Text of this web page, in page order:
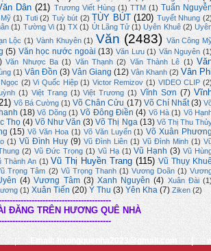
Dân (21) Trương Viết Hùng (1) TTM (1) Tuấn
(1) Tuti (2) Tuỳ bút (2) TÙY BÚT (120) Tuyết Nhung
(1) Tường Vi (1) TX (1) Út Lãng Tử (1) Uyên Khuê (2)
Lộc (1) Vành Khuyên (1) Văn (2483) Văn Công
(5) Văn học nước ngoài (13) Văn Lưu (1) Văn Nguyên
Văn Nhược Ba (1) Văn Thạnh (2) Văn Thành Lê (1)
(1) Vân Đồn (3) Vân Giang (12) Vân Khanh (2) Vân
(2) Vi Quốc Hiệp (1) Victor Remizov (1) VIDEO CLIP
(1) Việt Trang (1) Việt Trương (1) Vĩnh Sơn (7)
Võ Bá Cường (1) Võ Chân Cửu (17) Võ Chí Nhất (3)
(18) Võ Dõng (1) Võ Đông Điền (4) Võ Hà (1) Võ
Thọ (4) Võ Như Văn (3) Võ Thị Nga (13) Võ Thị Thu
(15) Võ Văn Hoa (1) Võ Văn Luyến (1) Võ Xuân
(1) Vũ Đình Huy (9) Vũ Đình Liên (1) Vũ Đình Minh (1)
(2) Vũ Đức Trọng (1) Vũ Hạ (1) Vũ Hạnh (3) Vũ
Thành An (1) Vũ Thị Huyền Trang (115) Vũ Thụy
Trọng Tâm (2) Vũ Trọng Thanh (1) Vương Doãn (1)
(4) Vương Tâm (3) Xanh Nguyên (4) Xuân Đài
(1) Xuân Tiến (20) Ý Thu (3) Yên Kha (7) Ziken (2)
ĐĂNG TRÊN HƯƠNG QUÊ NHÀ
Email: huongquenha2023@gmail.com